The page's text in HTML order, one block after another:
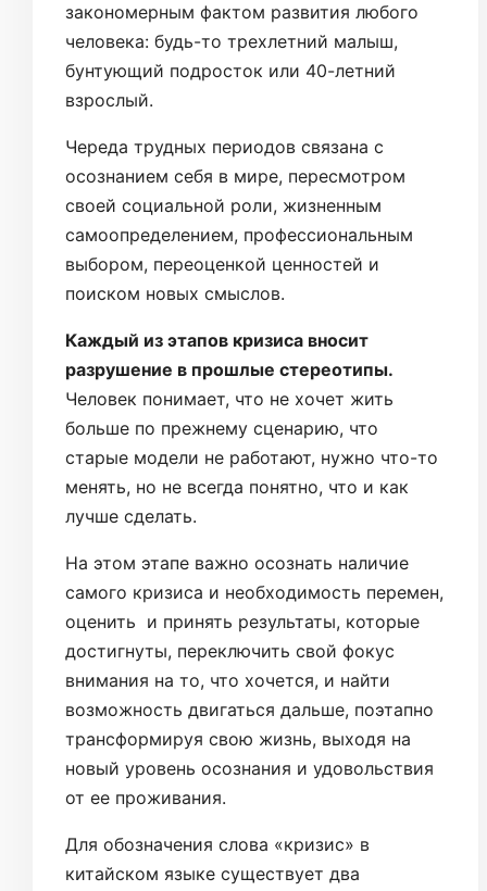
закономерным фактом развития любого
человека: будь-то трехлетний малыш,
бунтующий подросток или 40-летний
взрослый.
Череда трудных периодов связана с
осознанием себя в мире, пересмотром
своей социальной роли, жизненным
самоопределением, профессиональным
выбором, переоценкой ценностей и
поиском новых смыслов.
Каждый из этапов кризиса вносит
разрушение в прошлые стереотипы.
Человек понимает, что не хочет жить
больше по прежнему сценарию, что
старые модели не работают, нужно что-то
менять, но не всегда понятно, что и как
лучше сделать.
На этом этапе важно осознать наличие
самого кризиса и необходимость перемен,
оценить и принять результаты, которые
достигнуты, переключить свой фокус
внимания на то, что хочется, и найти
возможность двигаться дальше, поэтапно
трансформируя свою жизнь, выходя на
новый уровень осознания и удовольствия
от ее проживания.
Для обозначения слова «кризис» в
китайском языке существует два